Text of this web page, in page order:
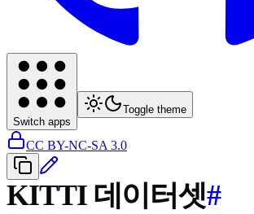
Switch apps
Toggle theme
CC BY-NC-SA 3.0
KITTI 데이터셋#